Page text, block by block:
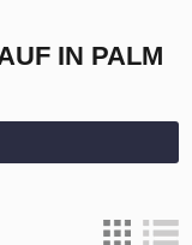
IN PALM